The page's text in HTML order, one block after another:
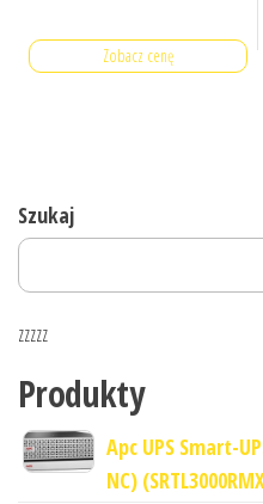
Zobacz cenę
Szukaj
zzzzz
Produkty
Apc UPS Smart-
NC)